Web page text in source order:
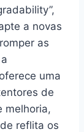
a novas
as
uma
de
melhoria,
reflita os